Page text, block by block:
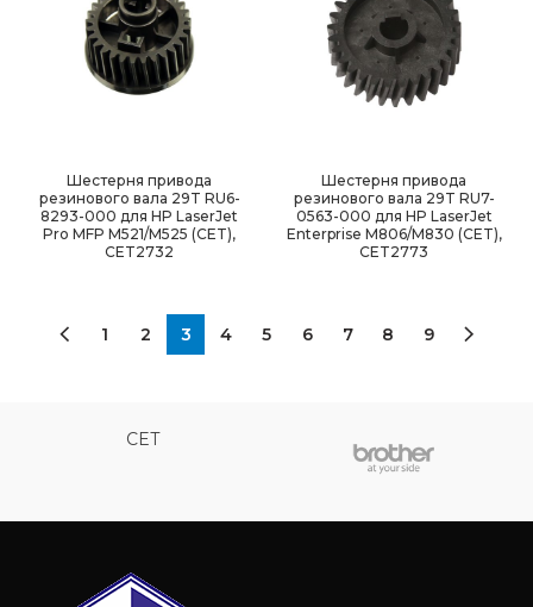
Шестерня привода
резинового вала 29T RU6-
8293-000 для HP LaserJet
Pro MFP M521/M525 (CET),
CET2732
Шестерня привода
резинового вала 29T RU7-
0563-000 для HP LaserJet
Enterprise M806/M830 (CET),
CET2773
1 2 3 4 5 6 7 8 9
CET